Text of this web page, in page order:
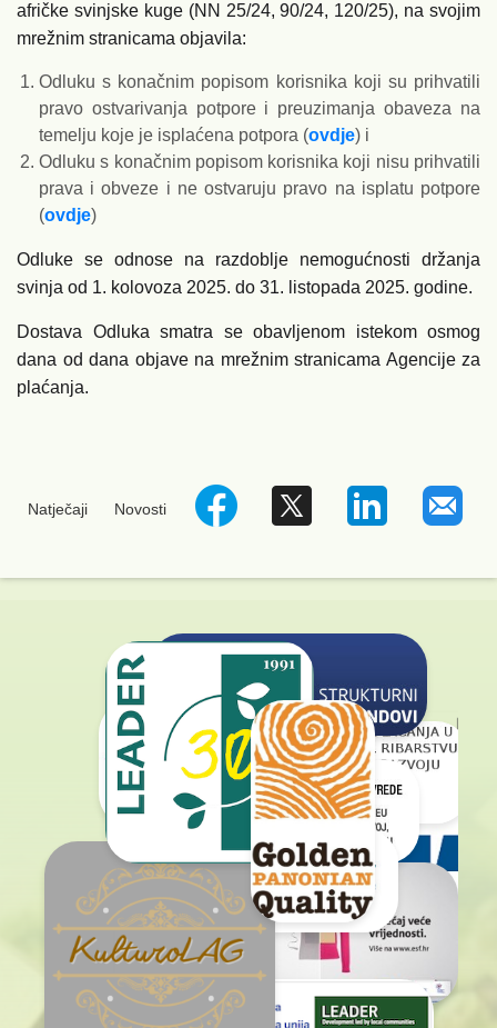
afričke svinjske kuge (NN 25/24, 90/24, 120/25), na svojim
mrežnim stranicama objavila:
Odluku s konačnim popisom korisnika koji su prihvatili
pravo ostvarivanja potpore i preuzimanja obaveza na
temelju koje je isplaćena potpora (ovdje) i
Odluku s konačnim popisom korisnika koji nisu prihvatili
prava i obveze i ne ostvaruju pravo na isplatu potpore
(ovdje)
Odluke se odnose na razdoblje nemogućnosti držanja
svinja od 1. kolovoza 2025. do 31. listopada 2025. godine.
Dostava Odluka smatra se obavljenom istekom osmog
dana od dana objave na mrežnim stranicama Agencije za
plaćanja.
Natječaji Novosti